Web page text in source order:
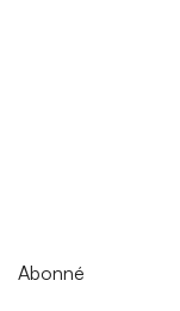
Abonné